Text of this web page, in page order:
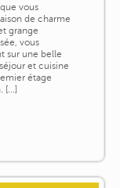
vous
de charme
grange
vous
sur une belle
et cuisine
étage
[...]